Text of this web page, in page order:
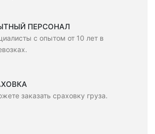
ПЕРСОНАЛ
с опытом от 10 лет в
заказать сраховку груза.